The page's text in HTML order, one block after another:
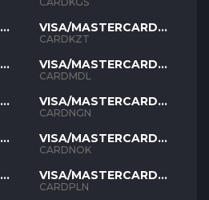
VISA/MASTERCARD
KZT
CARDKZT
VISA/MASTERCARD
MDL
CARDMDL
VISA/MASTERCARD
NGN
CARDNGN
VISA/MASTERCARD
NOK
CARDNOK
VISA/MASTERCARD
PLN
CARDPLN